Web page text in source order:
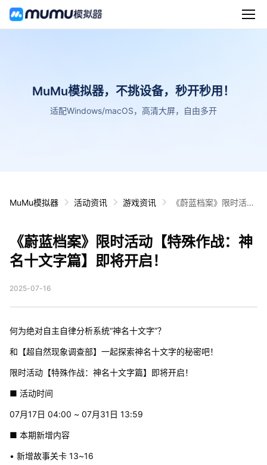
MuMu模拟器，不挑设备，秒开秒用！
适配Windows/macOS，高清大屏，自由多开
MuMu模拟器 活动资讯 游戏资讯
《蔚蓝档案》限时活动
《蔚蓝档案》限时活动【特殊作战：神
名十文字篇】即将开启！
2025-07-16
何为绝对自主自律分析系统“神名十文字”？
和【超自然现象调查部】一起探索神名十文字的秘密吧！
限时活动【特殊作战：神名十文字篇】即将开启！
■ 活动时间
07月17日 04:00 ~ 07月31日 13:59
■ 本期新增内容
• 新增故事关卡 13~16